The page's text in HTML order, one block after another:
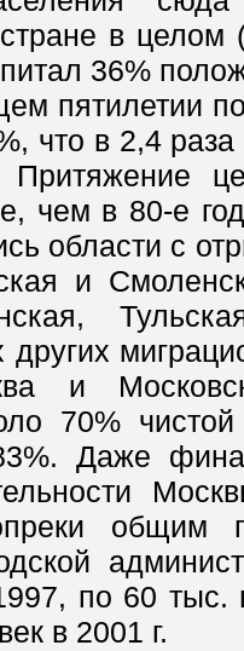
в целом
36%
пятилетии
что в 2,4
чем в 80-е
области с
и
и
70%
Даже
по 60 тыс.
в 2001 г.